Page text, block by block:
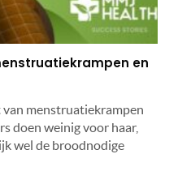
en
menstruatiekrampen
doen weinig voor haar,
wel de broodnodige